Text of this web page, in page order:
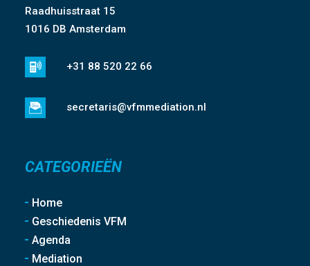
Raadhuisstraat 15
1016 DB Amsterdam
+31 88 520 22 66
secretaris@vfmmediation.nl
CATEGORIEËN
Home
Geschiedenis VFM
Agenda
Mediation